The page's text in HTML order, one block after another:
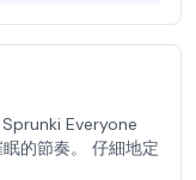
Everyone
的節奏。 仔細地定